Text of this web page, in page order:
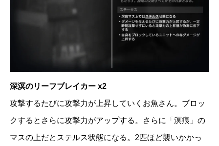
深溟のリーフブレイカー x2
攻撃するたびに攻撃力が上昇していくお魚さん。ブロッ
クするとさらに攻撃力がアップする。さらに「溟痕」の
マスの上だとステルス状態になる。2匹ほど襲いかかっ